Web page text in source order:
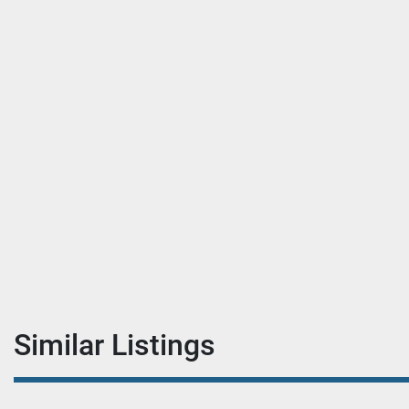
Similar Listings